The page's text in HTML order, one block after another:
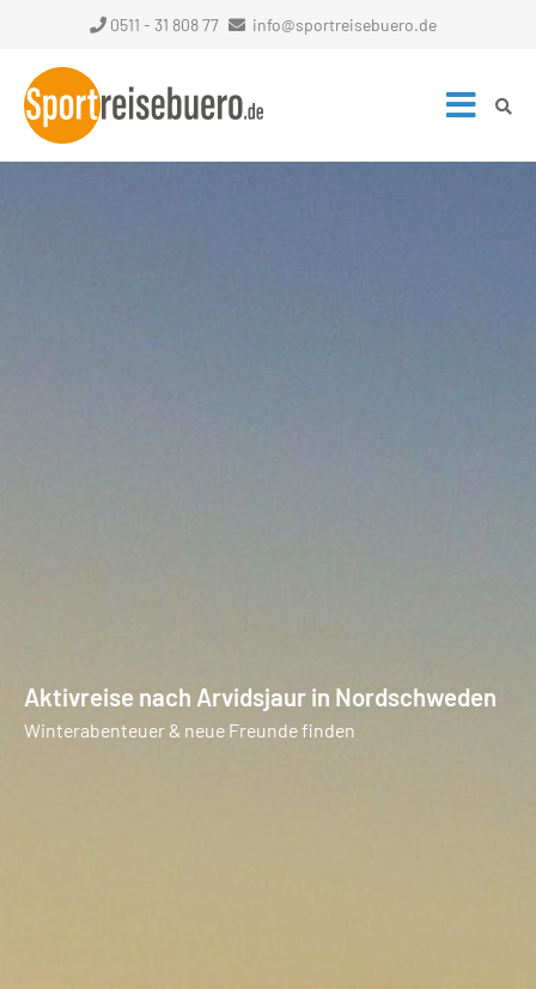
0511 - 31 808 77 info@sportreisebuero.de
Aktivreise nach Arvidsjaur in Nordschweden
Winterabenteuer & neue Freunde finden